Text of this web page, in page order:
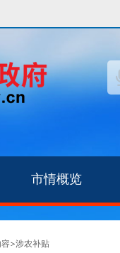
市情概览
>涉农补贴